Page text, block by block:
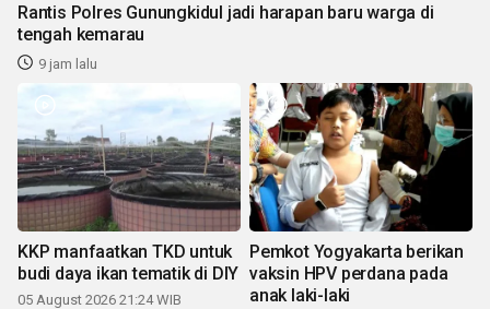
Rantis Polres Gunungkidul jadi harapan baru warga di
tengah kemarau
9 jam lalu
KKP manfaatkan TKD untuk
budi daya ikan tematik di DIY
05 August 2026 21:24 WIB
Pemkot Yogyakarta berikan
vaksin HPV perdana pada
anak laki-laki